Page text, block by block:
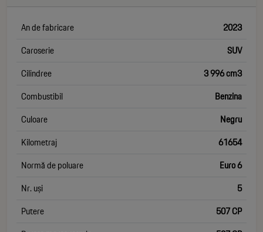
An de fabricare
2023
Caroserie
SUV
Cilindree
3 996 cm3
Combustibil
Benzina
Culoare
Negru
Kilometraj
61654
Normă de poluare
Euro 6
Nr. uși
5
Putere
507 CP